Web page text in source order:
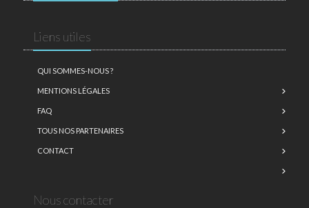
Liens utiles
QUI SOMMES-NOUS ?
MENTIONS LÉGALES
FAQ
TOUS NOS PARTENAIRES
CONTACT
Nous contacter